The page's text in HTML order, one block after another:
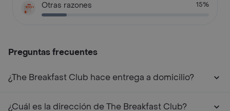
Otras razones 15%
Preguntas frecuentes
¿The Breakfast Club hace entrega a domicilio?
¿Cuál es la dirección de The Breakfast Club?